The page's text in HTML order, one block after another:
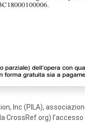
Inc (PILA),
l’accesso